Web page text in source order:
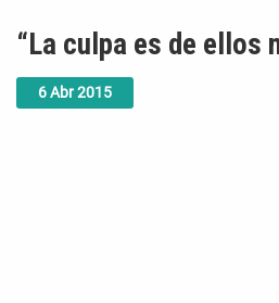
6Abr2015
“La culpa es de ellos